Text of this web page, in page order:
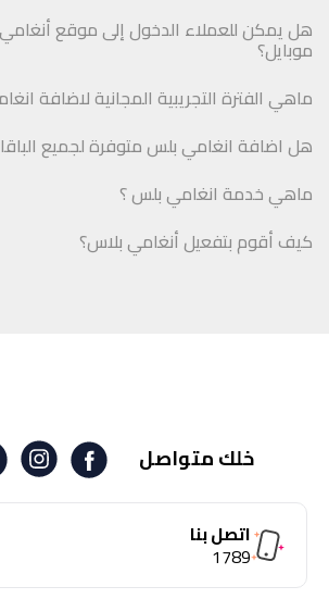
هل يمكن للعملاء الدخول إلى موقع
موبايل؟
ماهي الفترة التجريبية المجانية لاضافة
هل اضافة انغامي بلس متوفرة لجميع
ماهي خدمة انغامي بلس ؟
كيف أقوم بتفعيل أنغامي بلاس؟
خلك متواصل
اتصل بنا
1789